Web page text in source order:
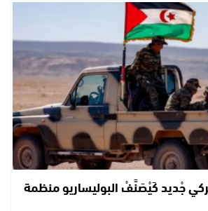
جْديد كَيْصَنَّفْ البوليساريو منظمة